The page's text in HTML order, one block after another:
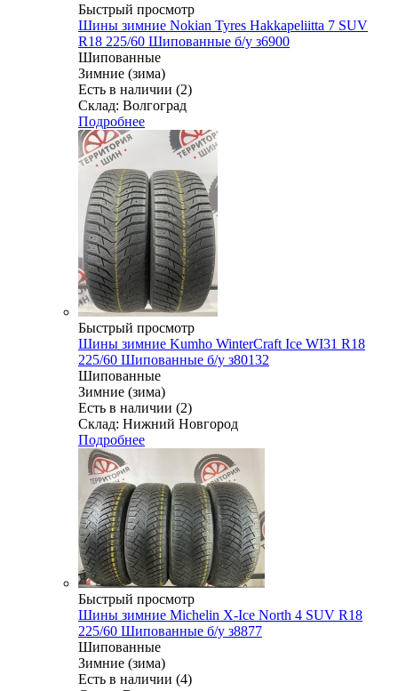
Быстрый просмотр
Шины зимние Nokian Tyres Hakkapeliitta 7 SUV
R18 225/60 Шипованные б/у з6900
Шипованные
Зимние (зима)
Есть в наличии (2)
Склад: Волгоград
Подробнее
Быстрый просмотр
Шины зимние Kumho WinterCraft Ice WI31 R18
225/60 Шипованные б/у з80132
Шипованные
Зимние (зима)
Есть в наличии (2)
Склад: Нижний Новгород
Подробнее
Быстрый просмотр
Шины зимние Michelin X-Ice North 4 SUV R18
225/60 Шипованные б/у з8877
Шипованные
Зимние (зима)
Есть в наличии (4)